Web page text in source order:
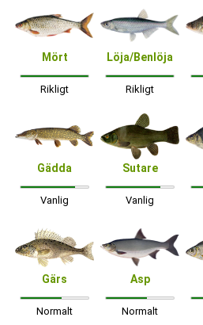
Mört
Rikligt
Löja/Benlöja
Rikligt
Gädda
Vanlig
Sutare
Vanlig
Gärs
Normalt
Asp
Normalt